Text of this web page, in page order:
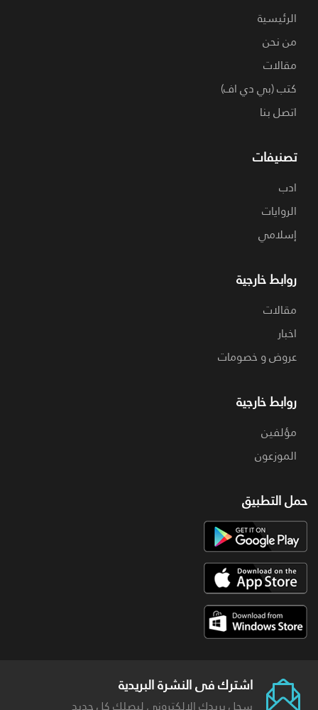
الرئيسية
من نحن
مقالات
كتب (بي دي اف)
اتصل بنا
تصنيفات
ادب
الروايات
إسلامي
روابط خارجية
مقالات
اخبار
عروض و خصومات
روابط خارجية
مؤلفين
الموزعون
حمل التطبيق
اشترك فى النشرة البريدية